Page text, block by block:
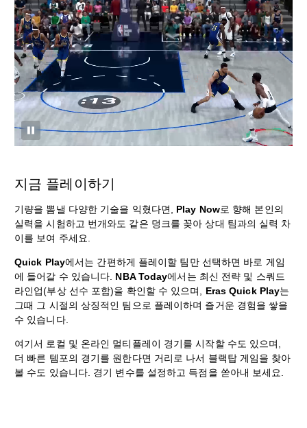
지금 플레이하기
기량을 뽐낼 다양한 기술을 익혔다면, Play Now로 향해 본인의
실력을 시험하고 번개와도 같은 덩크를 꽂아 상대 팀과의 실력 차
이를 보여 주세요.
Quick Play에서는 간편하게 플레이할 팀만 선택하면 바로 게임
에 들어갈 수 있습니다. NBA Today에서는 최신 전략 및 스쿼드
라인업(부상 선수 포함)을 확인할 수 있으며, Eras Quick Play는
그때 그 시절의 상징적인 팀으로 플레이하며 즐거운 경험을 쌓을
수 있습니다.
여기서 로컬 및 온라인 멀티플레이 경기를 시작할 수도 있으며,
더 빠른 템포의 경기를 원한다면 거리로 나서 블랙탑 게임을 찾아
볼 수도 있습니다. 경기 변수를 설정하고 득점을 쏟아내 보세요.